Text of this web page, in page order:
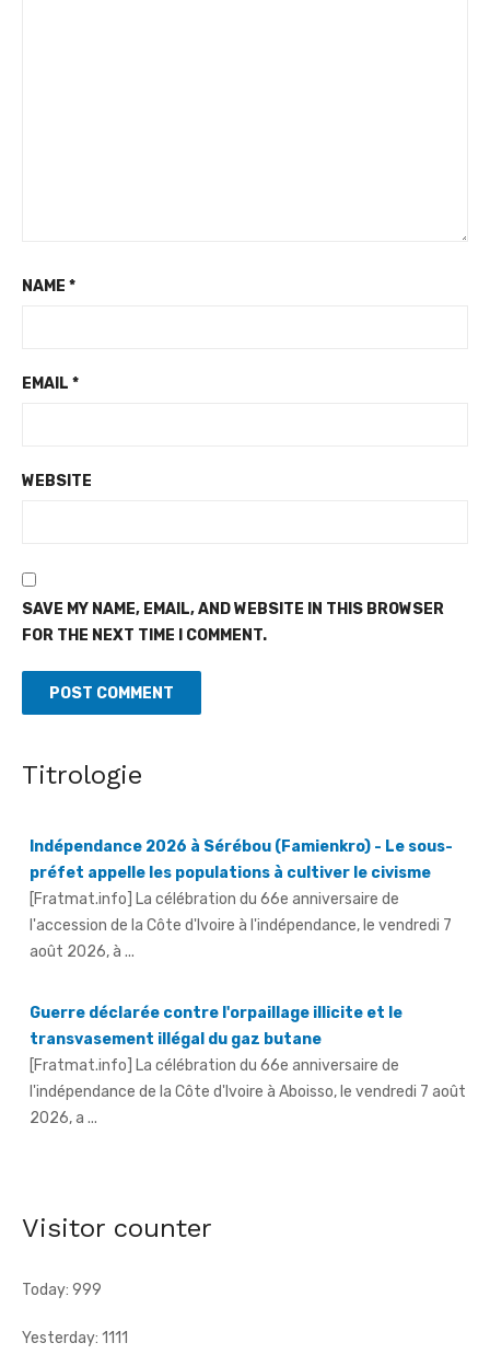
NAME *
EMAIL *
WEBSITE
SAVE MY NAME, EMAIL, AND WEBSITE IN THIS BROWSER
FOR THE NEXT TIME I COMMENT.
Titrologie
préfet appelle les populations à cultiver le civisme
[Fratmat.info] La célébration du 66e anniversaire de
l'accession de la Côte d'Ivoire à l'indépendance, le vendredi 7
août 2026, à ...
transvasement illégal du gaz butane
[Fratmat.info] La célébration du 66e anniversaire de
l'indépendance de la Côte d'Ivoire à Aboisso, le vendredi 7 août
2026, a ...
[Fratmat.info] La ville de Sandegué, dans la région du
anniversaire ...
Visitor counter
Today: 999
Yesterday: 1111